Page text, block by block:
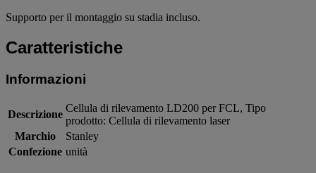
Supporto per il montaggio su stadia incluso.
Caratteristiche
Informazioni
Descrizione
Cellula di rilevamento LD200 per FCL, Tipo
prodotto: Cellula di rilevamento laser
Marchio
Stanley
Confezione unità